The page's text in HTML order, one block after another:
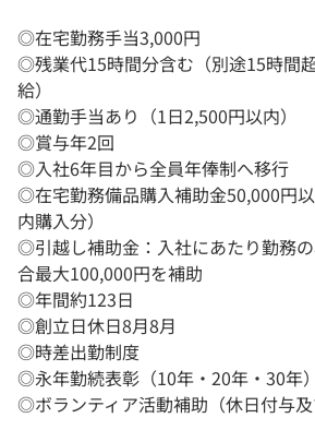
◎在宅勤務手当3,000円
◎残業代15時間分含む（別途15時間
給）
◎通勤手当あり（1日2,500円以内）
◎賞与年2回
◎入社6年目から全員年俸制へ移行
◎在宅勤務備品購入補助金50,000円
内購入分）
◎引越し補助金：入社にあたり勤務
合最大100,000円を補助
◎年間約123日
◎創立日休日8月8月
◎時差出勤制度
◎永年勤続表彰（10年・20年・30年）
◎ボランティア活動補助（休日付与